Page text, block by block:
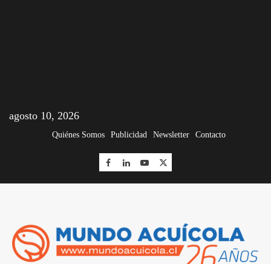
agosto 10, 2026
Quiénes Somos Publicidad Newsletter Contacto